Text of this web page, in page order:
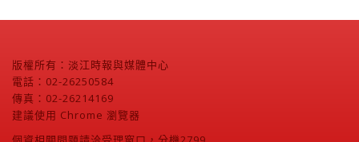
版權所有：淡江時報與媒體中心
電話：02-26250584
傳真：02-26214169
建議使用 Chrome 瀏覽器